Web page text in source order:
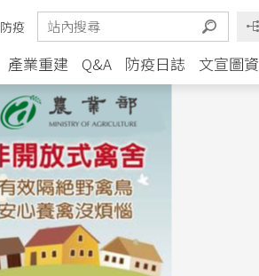
防疫
產業重建 Q&A 防疫日誌 文宣圖資